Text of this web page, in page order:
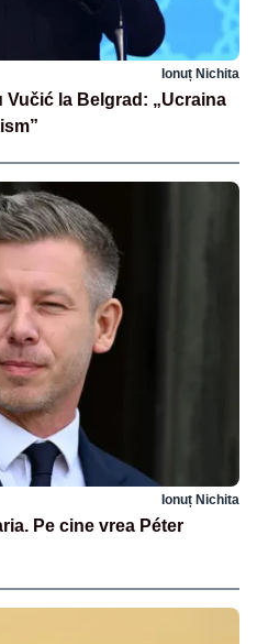
Ionuț Nichita
la Belgrad: „Ucraina
Ionuț Nichita
Pe cine vrea Péter